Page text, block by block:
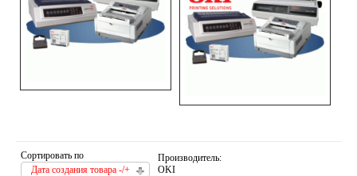
Сортировать по
Дата создания товара -/+
Производитель:
OKI